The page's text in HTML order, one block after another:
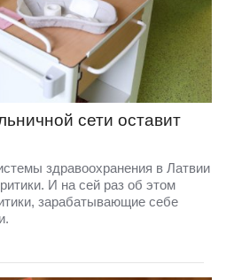
сети оставит
здравоохранения в Латвии
И на сей раз об этом
зарабатывающие себе